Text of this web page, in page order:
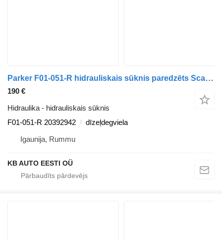
Parker F01-051-R hidrauliskais sūknis paredzēts Scania P,G,R,T-series (2004-2017) kravas automašīnas
190 €
Hidraulika - hidrauliskais sūknis
F01-051-R 20392942
dīzeļdegviela
Igaunija, Rummu
KB AUTO EESTI OÜ